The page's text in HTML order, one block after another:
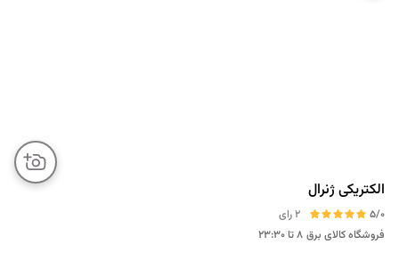
الکتریکی ژنرال
5/0
2 رای
فروشگاه کالای برق ۸ تا ۲۳:۳۰